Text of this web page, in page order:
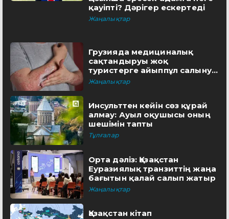
қауіпті? Дәрігер ескертеді
Жаңалықтар
Грузияда медициналық
сақтандыруы жоқ
туристерге айыппұл салынуы
мүмкін
Жаңалықтар
Инсульттен кейін сөз құрай
алмау: Ауыл оқушысы оның
шешімін тапты
Тұлғалар
Орта дәліз: Қазақстан
Еуразиялық транзиттің жаңа
бағытын қалай салып жатыр
Жаңалықтар
Қазақстан кітап